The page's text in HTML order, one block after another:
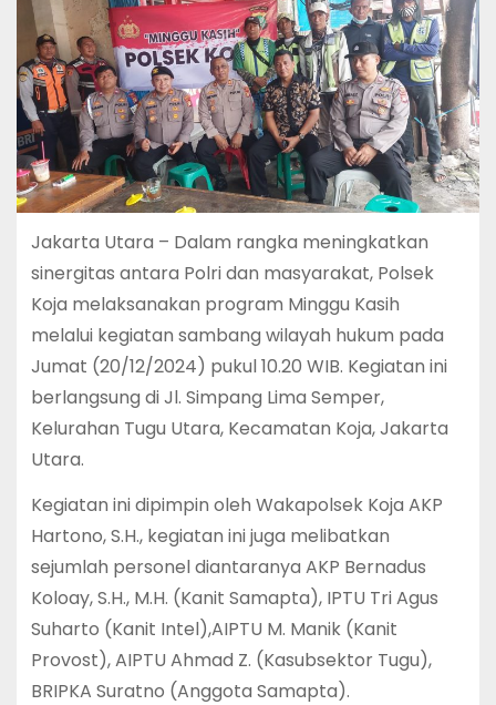
Jakarta Utara – Dalam rangka meningkatkan
sinergitas antara Polri dan masyarakat, Polsek
Koja melaksanakan program Minggu Kasih
melalui kegiatan sambang wilayah hukum pada
Jumat (20/12/2024) pukul 10.20 WIB. Kegiatan ini
berlangsung di Jl. Simpang Lima Semper,
Kelurahan Tugu Utara, Kecamatan Koja, Jakarta
Utara.
Kegiatan ini dipimpin oleh Wakapolsek Koja AKP
Hartono, S.H., kegiatan ini juga melibatkan
sejumlah personel diantaranya AKP Bernadus
Koloay, S.H., M.H. (Kanit Samapta), IPTU Tri Agus
Suharto (Kanit Intel),AIPTU M. Manik (Kanit
Provost), AIPTU Ahmad Z. (Kasubsektor Tugu),
BRIPKA Suratno (Anggota Samapta).